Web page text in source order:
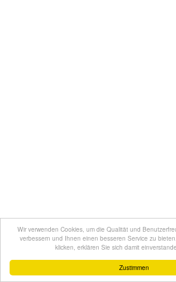
Zustimmen
Wir verwenden Cookies, um die Qualität und
verbessern und Ihnen einen besseren Service zu
klicken, erklären Sie sich damit